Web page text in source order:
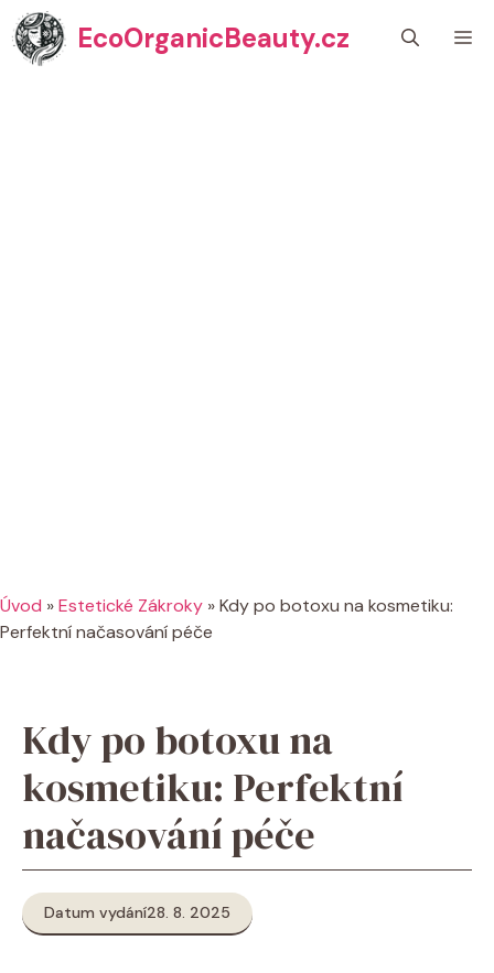
Přeskočit
na
obsah
EcoOrganicBeauty.cz
Úvod »Estetické Zákroky »Kdy po botoxu na kosmetiku:
Perfektní načasování péče
Kdy po botoxu na
kosmetiku: Perfektní
načasování péče
Datum vydání28. 8. 2025